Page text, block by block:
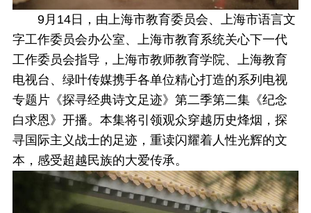
9月14日，由上海市教育委员会、上海市语言文
字工作委员会办公室、上海市教育系统关心下一代
工作委员会指导，上海市教师教育学院、上海教育
电视台、绿叶传媒携手各单位精心打造的系列电视
专题片《探寻经典诗文足迹》第二季第二集《纪念
白求恩》开播。本集将引领观众穿越历史烽烟，探
寻国际主义战士的足迹，重读闪耀着人性光辉的文
本，感受超越民族的大爱传承。